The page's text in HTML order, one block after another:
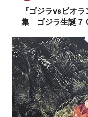
『ゴジラvsビオ
集 ゴジラ生誕